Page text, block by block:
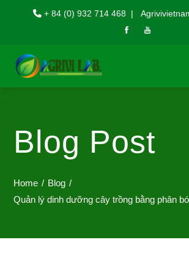
+ 84 (0) 932 714 468 |
Blog Post
Home
Blog
Quản lý dinh dưỡng cây trồng bằng phân